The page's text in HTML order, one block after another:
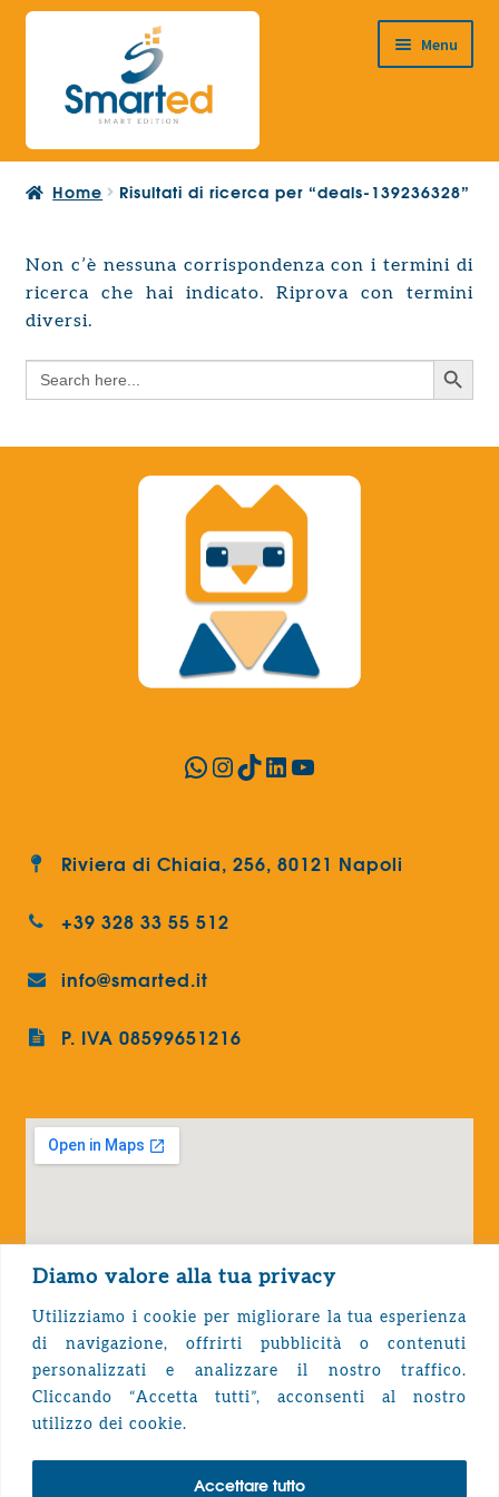
Diamo valore alla tua privacy
Utilizziamo i cookie per migliorare la tua esperienza
di navigazione, offrirti pubblicità o contenuti
personalizzati e analizzare il nostro traffico.
Cliccando “Accetta tutti”, acconsenti al nostro
utilizzo dei cookie.
Accettare tutto
Vai
navigazione
Vai
contenuto
Menu
HOME
PRODOTTI
Espandi
il
child
PROGETTAZIONE EUROPEA
menu
child
Search
Home Risultati di ricerca per “deals-139236328”
Non c’è nessuna corrispondenza con i termini di
ricerca che hai indicato. Riprova con termini
diversi.
Search
for:
Search Button
WhatsApp
Instagram
TikTok
LinkedIn
YouTube
Riviera di Chiaia, 256, 80121 Napoli
+39 328 33 55 512
info@smarted.it
P. IVA 08599651216
Privacy Policy